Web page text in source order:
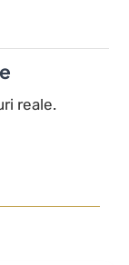
reale.